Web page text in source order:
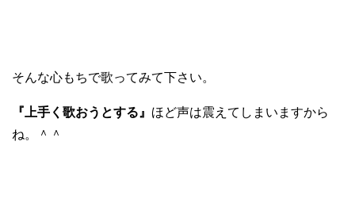
そんな心もちで歌ってみて下さい。
『上手く歌おうとする』 ほど声は震えてしまいますから
ね。＾＾